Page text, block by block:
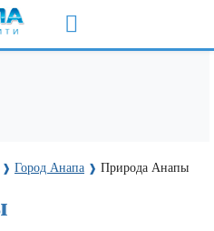
❱ Город Анапа ❱ Природа Анапы